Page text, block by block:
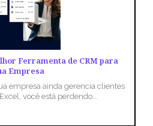
Ferramenta de CRM para
Empresa
empresa ainda gerencia clientes
você está perdendo...